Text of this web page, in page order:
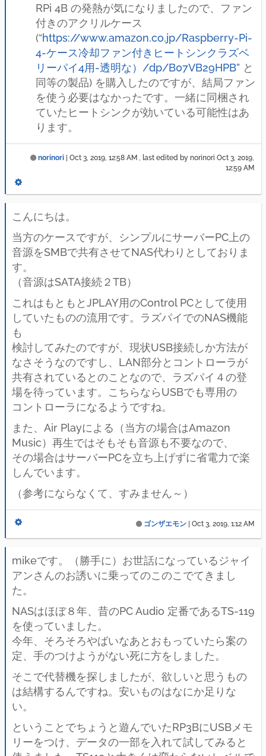
RPi 4B の発熱が気になりましたので、ファン
付きのアクリルケース
(“https://www.amazon.co.jp/Raspberry-Pi-
4-ケース冷却ファン付きヒートシンクラズベ
リーパイ4用-透明な）/dp/B07VB29HPB” と
同等の製品) を購入したのですが、結局ファン
を使う必要はなかったです。一緒に同梱され
ていたヒートシンクが効いている可能性はあ
ります。
norinori Oct 3, 2019, 12:58 AM , last edited by norinori Oct 3, 2019,
12:59 AM
こんにちは。
当方のケースですが、シンプルにサーバーPC上の
音源をSMBで共有させてNAS代わりとしておりま
す。
（音源はSATA接続２TB）
これはもともとJPLAY用のControl PCとして使用
していたものの流用です。ラズパイでのNAS機能
も
検討してみたのですが、現状USB接続しか方法が
なさそうなのですし、LAN部分とコントローラが
共有されているとのことなので、ラズパイ４の登
場を待っています。こちらならUSBでも専用の
コントローラになるようですね。
また、Air Playによる（当方の場合はAmazon
Music）再生ではそもそも音源も不要なので、
その場合はサーバーPCを立ち上げずに省電力で楽
しんでいます。
（参考にならなくて、すみません～）
ゴンザエモン Oct 3, 2019, 1:12 AM
mikeです。（勝手に）お世話になっているジャイ
アンさんのお誘いに乗ってのこのこでてきまし
た。
NASはほぼ８年、昔のPC Audio 定番であるTS-119
を使っていました。
今年、そろそろやばいなあとおもっていたら案の
定、手のつけようがない死に方をしました。
そこで代替機を探しましたが、欲しいと思うもの
は結構するんですね。安いものはなにか足りな
い。
ということでちょうと遊んでいたRP3BにUSBメモ
リーをつけ、データの一部を入れて試してみると